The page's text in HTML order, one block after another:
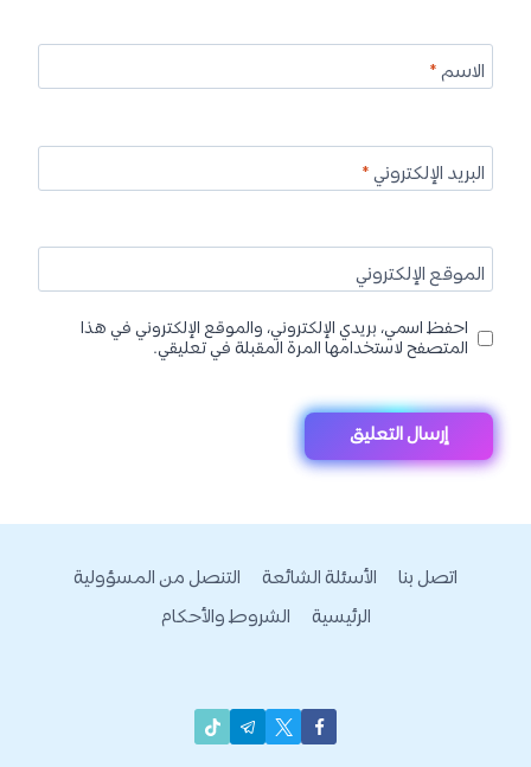
الاسم*
البريد الإلكتروني*
الموقع الإلكتروني
احفظ اسمي، بريدي الإلكتروني، والموقع الإلكتروني في هذا
المتصفح لاستخدامها المرة المقبلة في تعليقي.
اتصل بنا الأسئلة الشائعة
التنصل من المسؤولية
الرئيسية
الشروط والأحكام